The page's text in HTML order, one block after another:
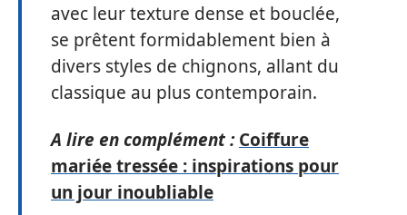
avec leur texture dense et bouclée,
se prêtent formidablement bien à
divers styles de chignons, allant du
classique au plus contemporain.
A lire en complément : Coiffure
mariée tressée : inspirations pour
un jour inoubliable